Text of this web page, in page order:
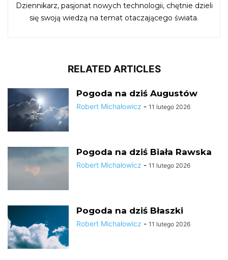
Dziennikarz, pasjonat nowych technologii, chętnie dzieli
się swoją wiedzą na temat otaczającego świata.
RELATED ARTICLES
Pogoda na dziś Augustów
Robert Michałowicz - 11 lutego 2026
Pogoda na dziś Biała Rawska
Robert Michałowicz - 11 lutego 2026
Pogoda na dziś Błaszki
Robert Michałowicz - 11 lutego 2026